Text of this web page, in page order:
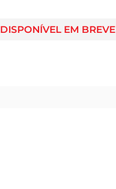
DISPONÍVEL EM BREVE